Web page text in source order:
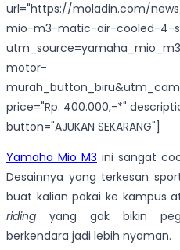
url="https://moladin.com/
mio-m3-matic-air-cooled-4-
motor-
price="Rp. 400.000,-*"
button="AJUKAN SEKARANG"]
Yamaha Mio M3 ini sangat
Desainnya yang terkesan
buat kalian pakai ke kampus
riding yang gak bikin
berkendara jadi lebih nyaman.